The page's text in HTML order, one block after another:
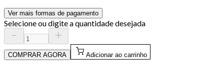
Ver mais formas de pagamento
Selecione ou digite a quantidade desejada
COMPRAR AGORA Adicionar ao carrinho